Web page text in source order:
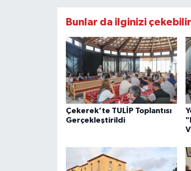
Bunlar da ilginizi çekebilir
Çekerek’te TULİP Toplantısı
Gerçekleştirildi